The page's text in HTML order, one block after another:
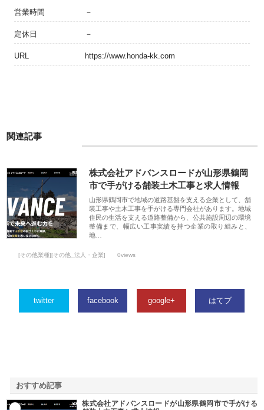
営業時間 －
定休日 －
URL https://www.honda-kk.com
関連記事
株式会社アドバンスロードが山形県鶴岡
市で手がける舗装土木工事と求人情報
山形県鶴岡市で地域の道路基盤を支える企業として、舗
装工事や土木工事を手がける専門会社があります。地域
住民の生活を支える道路整備から、公共施設周辺の環境
整備まで、幅広い工事実績を持つ企業の取り組みと、
地…
[その他業種][その他_法人・企業] 0views
twitter facebook google+ はてブ
おすすめ記事
株式会社アドバンスロードが山形県鶴岡市で手がける